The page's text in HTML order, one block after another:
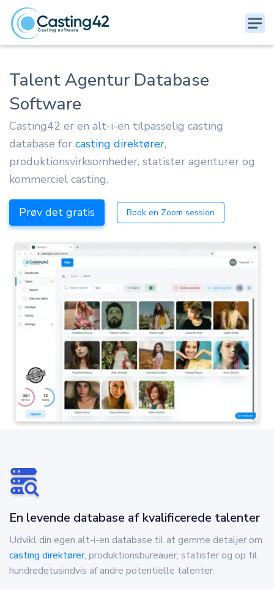
Talent Agentur Database
Software
Casting42 er en alt-i-en tilpasselig casting
database for casting direktører,
produktionsvirksomheder, statister agenturer og
kommerciel casting.
Prøv det gratis Book en Zoom session
En levende database af kvalificerede talenter
Udvikl din egen alt-i-en database til at gemme detaljer om
casting direktører, produktionsbureauer, statister og op til
hundredetusindvis af andre potentielle talenter.